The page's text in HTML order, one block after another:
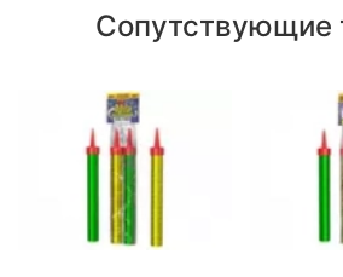
Сопутствующие